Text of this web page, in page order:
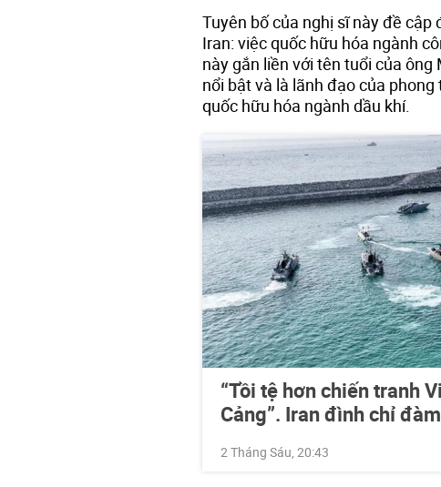
Tuyên bố của nghị sĩ này đề
Iran: việc quốc hữu hóa ngành
này gắn liền với tên tuổi của
nổi bật và là lãnh đạo của
quốc hữu hóa ngành dầu khí.
“Tồi tệ hơn chiến tranh
Cảng”. Iran đình chỉ
2 Tháng Sáu, 20:43